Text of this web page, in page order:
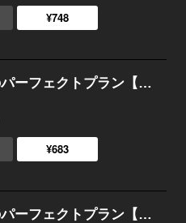
¥748
真壁先生のパーフェクトプラン【単行本版】2
¥683
真壁先生のパーフェクトプラン【単行本版】1